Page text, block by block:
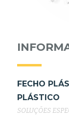
FECHO
PLÁSTICO
SOLUÇÕES